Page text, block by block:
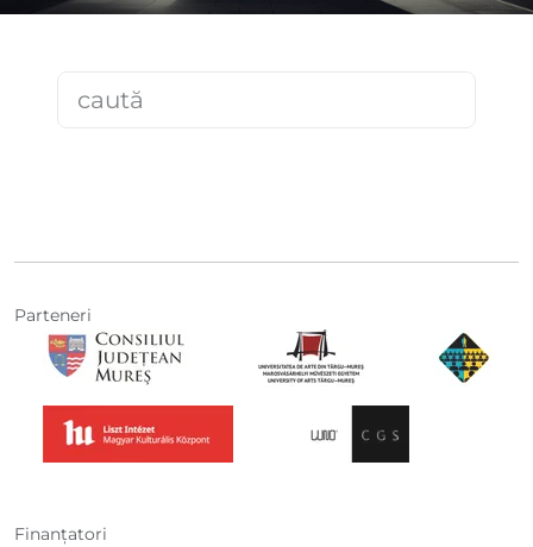
Parteneri
Finanţatori